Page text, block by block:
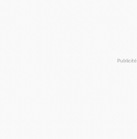
Publicité